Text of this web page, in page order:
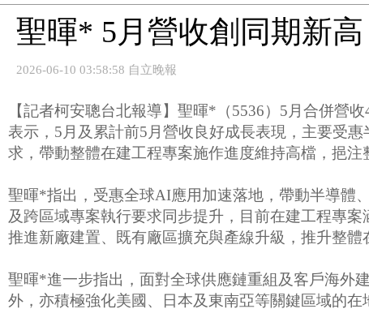
聖暉* 5月營收創同期新高
2026-06-10 03:58:58 自立晚報
【記者柯安聰台北報導】聖暉*（5536）5月合併營
表示，5月及累計前5月營收良好成長表現，主要受
求，帶動整體在建工程專案施作進度維持高檔，挹注
聖暉*指出，受惠全球AI應用加速落地，帶動半導體
及跨區域專案執行要求同步提升，目前在建工程專
推進新廠建置、既有廠區擴充與產線升級，推升整體
聖暉*進一步指出，面對全球供應鏈重組及客戶海外
外，亦積極強化美國、日本及東南亞等關鍵區域的